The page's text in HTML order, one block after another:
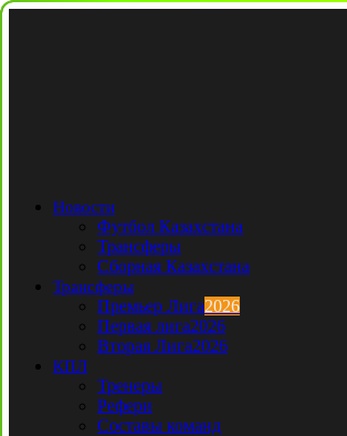
Новости
Футбол Казахстана
Трансферы
Сборная Казахстана
Трансферы
Премьер Лига2026
Первая лига2026
Вторая Лига2026
КПЛ
Тренеры
Рефери
Составы команд